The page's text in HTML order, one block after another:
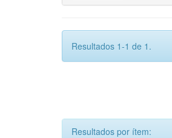
Resultados 1-1 de 1.
Resultados por ítem: